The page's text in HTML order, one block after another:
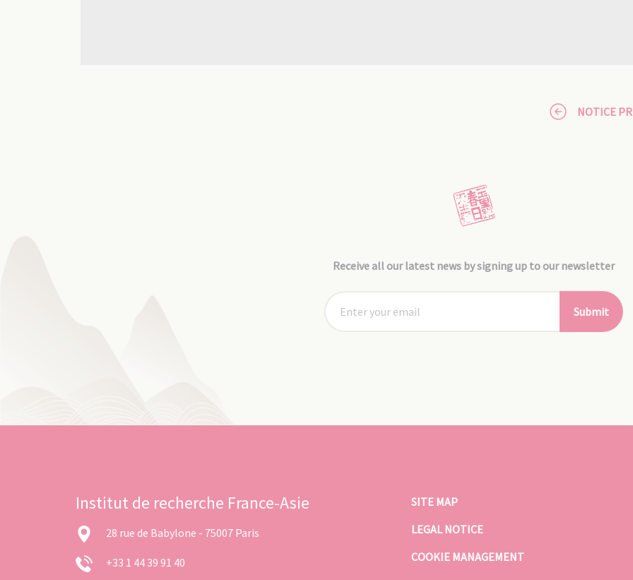
NOTICE
Receive all our latest news by signing up to our newsletter
Submit
Institut de recherche France-Asie
28 rue de Babylone - 75007 Paris
+33 1 44 39 91 40
SITE MAP
LEGAL NOTICE
COOKIE MANAGEMENT